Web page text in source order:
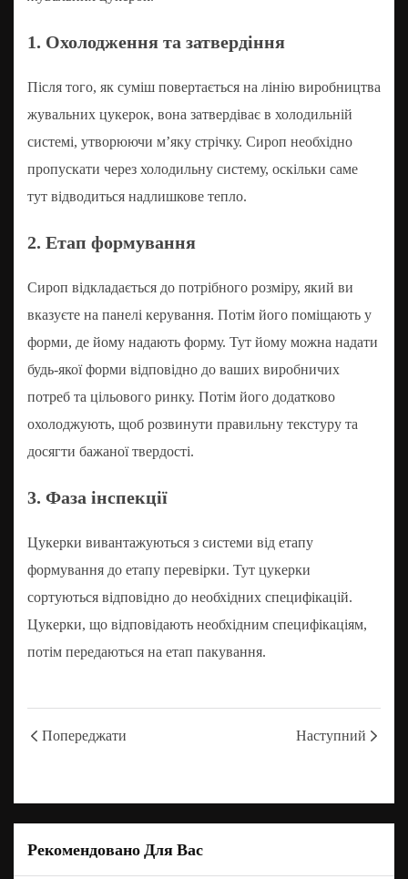
1. Охолодження та затвердіння
Після того, як суміш повертається на лінію виробництва
жувальних цукерок, вона затвердіває в холодильній
системі, утворюючи м’яку стрічку. Сироп необхідно
пропускати через холодильну систему, оскільки саме
тут відводиться надлишкове тепло.
2. Етап формування
Сироп відкладається до потрібного розміру, який ви
вказуєте на панелі керування. Потім його поміщають у
форми, де йому надають форму. Тут йому можна надати
будь-якої форми відповідно до ваших виробничих
потреб та цільового ринку. Потім його додатково
охолоджують, щоб розвинути правильну текстуру та
досягти бажаної твердості.
3. Фаза інспекції
Цукерки вивантажуються з системи від етапу
формування до етапу перевірки. Тут цукерки
сортуються відповідно до необхідних специфікацій.
Цукерки, що відповідають необхідним специфікаціям,
потім передаються на етап пакування.
Попереджати Наступний
Рекомендовано Для Вас